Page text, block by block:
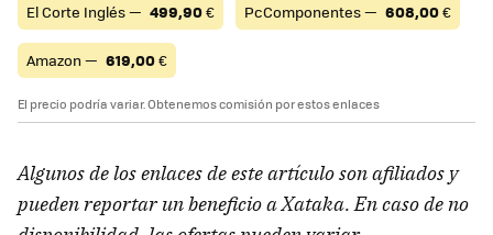
El Corte Inglés — 499,90€ PcComponentes — 608,00€
Amazon — 619,00€
El precio podría variar. Obtenemos comisión por estos enlaces
Algunos de los enlaces de este artículo son afiliados y
pueden reportar un beneficio a Xataka. En caso de no